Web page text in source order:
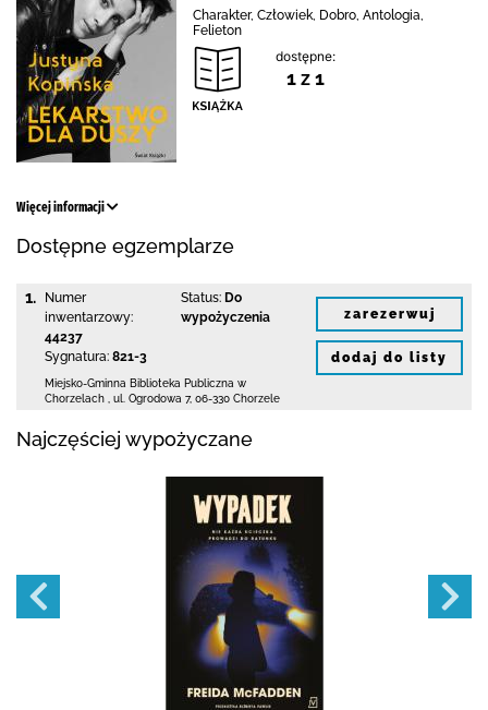
Charakter, Człowiek, Dobro, Antologia,
Felieton
dostępne:
1 z 1
Więcej informacji
Dostępne egzemplarze
1.
Numer
inwentarzowy:
44237
Sygnatura: 821-3
Status: Do
wypożyczenia
Miejsko-Gminna Biblioteka Publiczna w
Chorzelach
ul. Ogrodowa 7, 06-330 Chorzele
zarezerwuj
dodaj do listy
Najczęściej wypożyczane